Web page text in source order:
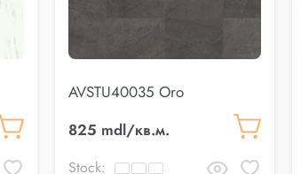
AVSTU40035 Oro
825 mdl/кв.м.
Stock: